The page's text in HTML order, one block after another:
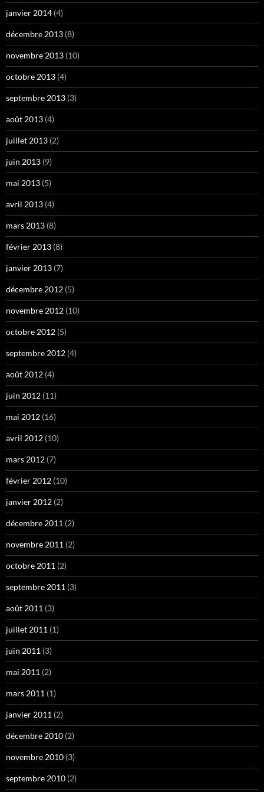
janvier 2014 (4)
décembre 2013 (8)
novembre 2013 (10)
octobre 2013 (4)
septembre 2013 (3)
août 2013 (4)
juillet 2013 (2)
juin 2013 (9)
mai 2013 (5)
avril 2013 (4)
mars 2013 (8)
février 2013 (8)
janvier 2013 (7)
décembre 2012 (5)
novembre 2012 (10)
octobre 2012 (5)
septembre 2012 (4)
août 2012 (4)
juin 2012 (11)
mai 2012 (16)
avril 2012 (10)
mars 2012 (7)
février 2012 (10)
janvier 2012 (2)
décembre 2011 (2)
novembre 2011 (2)
octobre 2011 (2)
septembre 2011 (3)
août 2011 (3)
juillet 2011 (1)
juin 2011 (3)
mai 2011 (2)
mars 2011 (1)
janvier 2011 (2)
décembre 2010 (2)
novembre 2010 (3)
septembre 2010 (2)